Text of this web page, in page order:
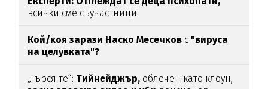
всички сме съучастници
Кой/коя зарази Наско Месечков с "вируса
на целувката"?
„Търся те“: Тийнейджър, облечен като клоун,